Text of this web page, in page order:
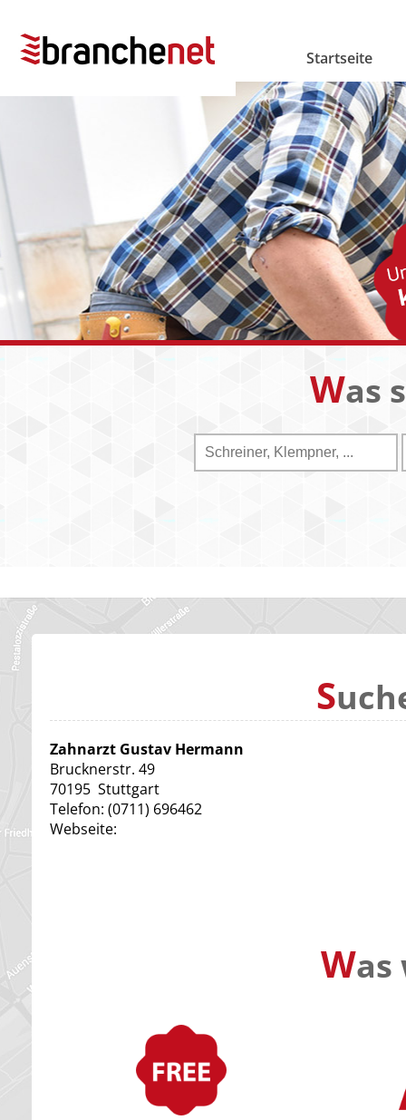
Startseite
Was
S
Zahnarzt Gustav Hermann
Brucknerstr. 49
70195 Stuttgart
Telefon: (0711) 696462
Webseite:
Was